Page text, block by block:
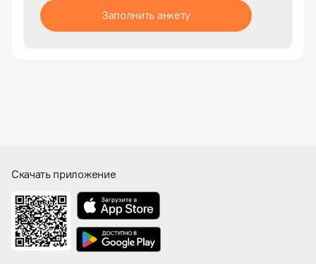
Заполнить анкету
Скачать приложение